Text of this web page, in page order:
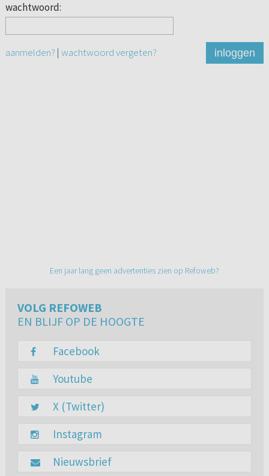
wachtwoord:
aanmelden? | wachtwoord vergeten? inloggen
Een jaar lang geen advertenties zien op Refoweb?
VOLG REFOWEB
EN BLIJF OP DE HOOGTE
Facebook
Youtube
X (Twitter)
Instagram
Nieuwsbrief